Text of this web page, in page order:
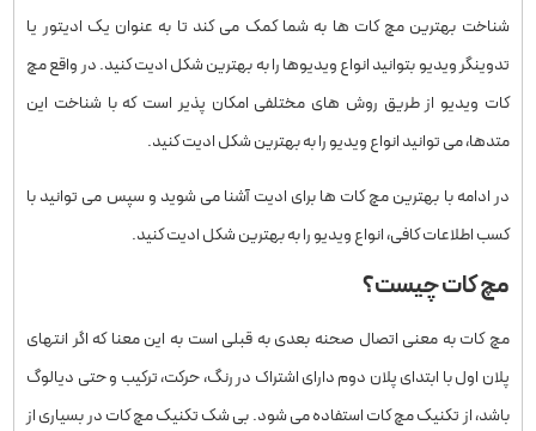
شناخت بهترین مچ کات ها به شما کمک می کند تا به عنوان یک ادیتور یا
تدوینگر ویدیو بتوانید انواع ویدیوها را به بهترین شکل ادیت کنید. در واقع مچ
کات ویدیو از طریق روش های مختلفی امکان پذیر است که با شناخت این
متدها، می توانید انواع ویدیو را به بهترین شکل ادیت کنید.
در ادامه با بهترین مچ کات ها برای ادیت آشنا می شوید و سپس می توانید با
کسب اطلاعات کافی، انواع ویدیو را به بهترین شکل ادیت کنید.
مچ کات چیست؟
مچ‌ کات به معنی اتصال صحنه بعدی به قبلی است به این معنا که اگر انتهای
پلان اول با ابتدای پلان دوم دارای اشتراک در رنگ، حرکت، ترکیب و حتی دیالوگ
باشد، از تکنیک مچ‌ کات استفاده می‌ شود. بی‌ شک تکنیک مچ‌ کات در بسیاری از